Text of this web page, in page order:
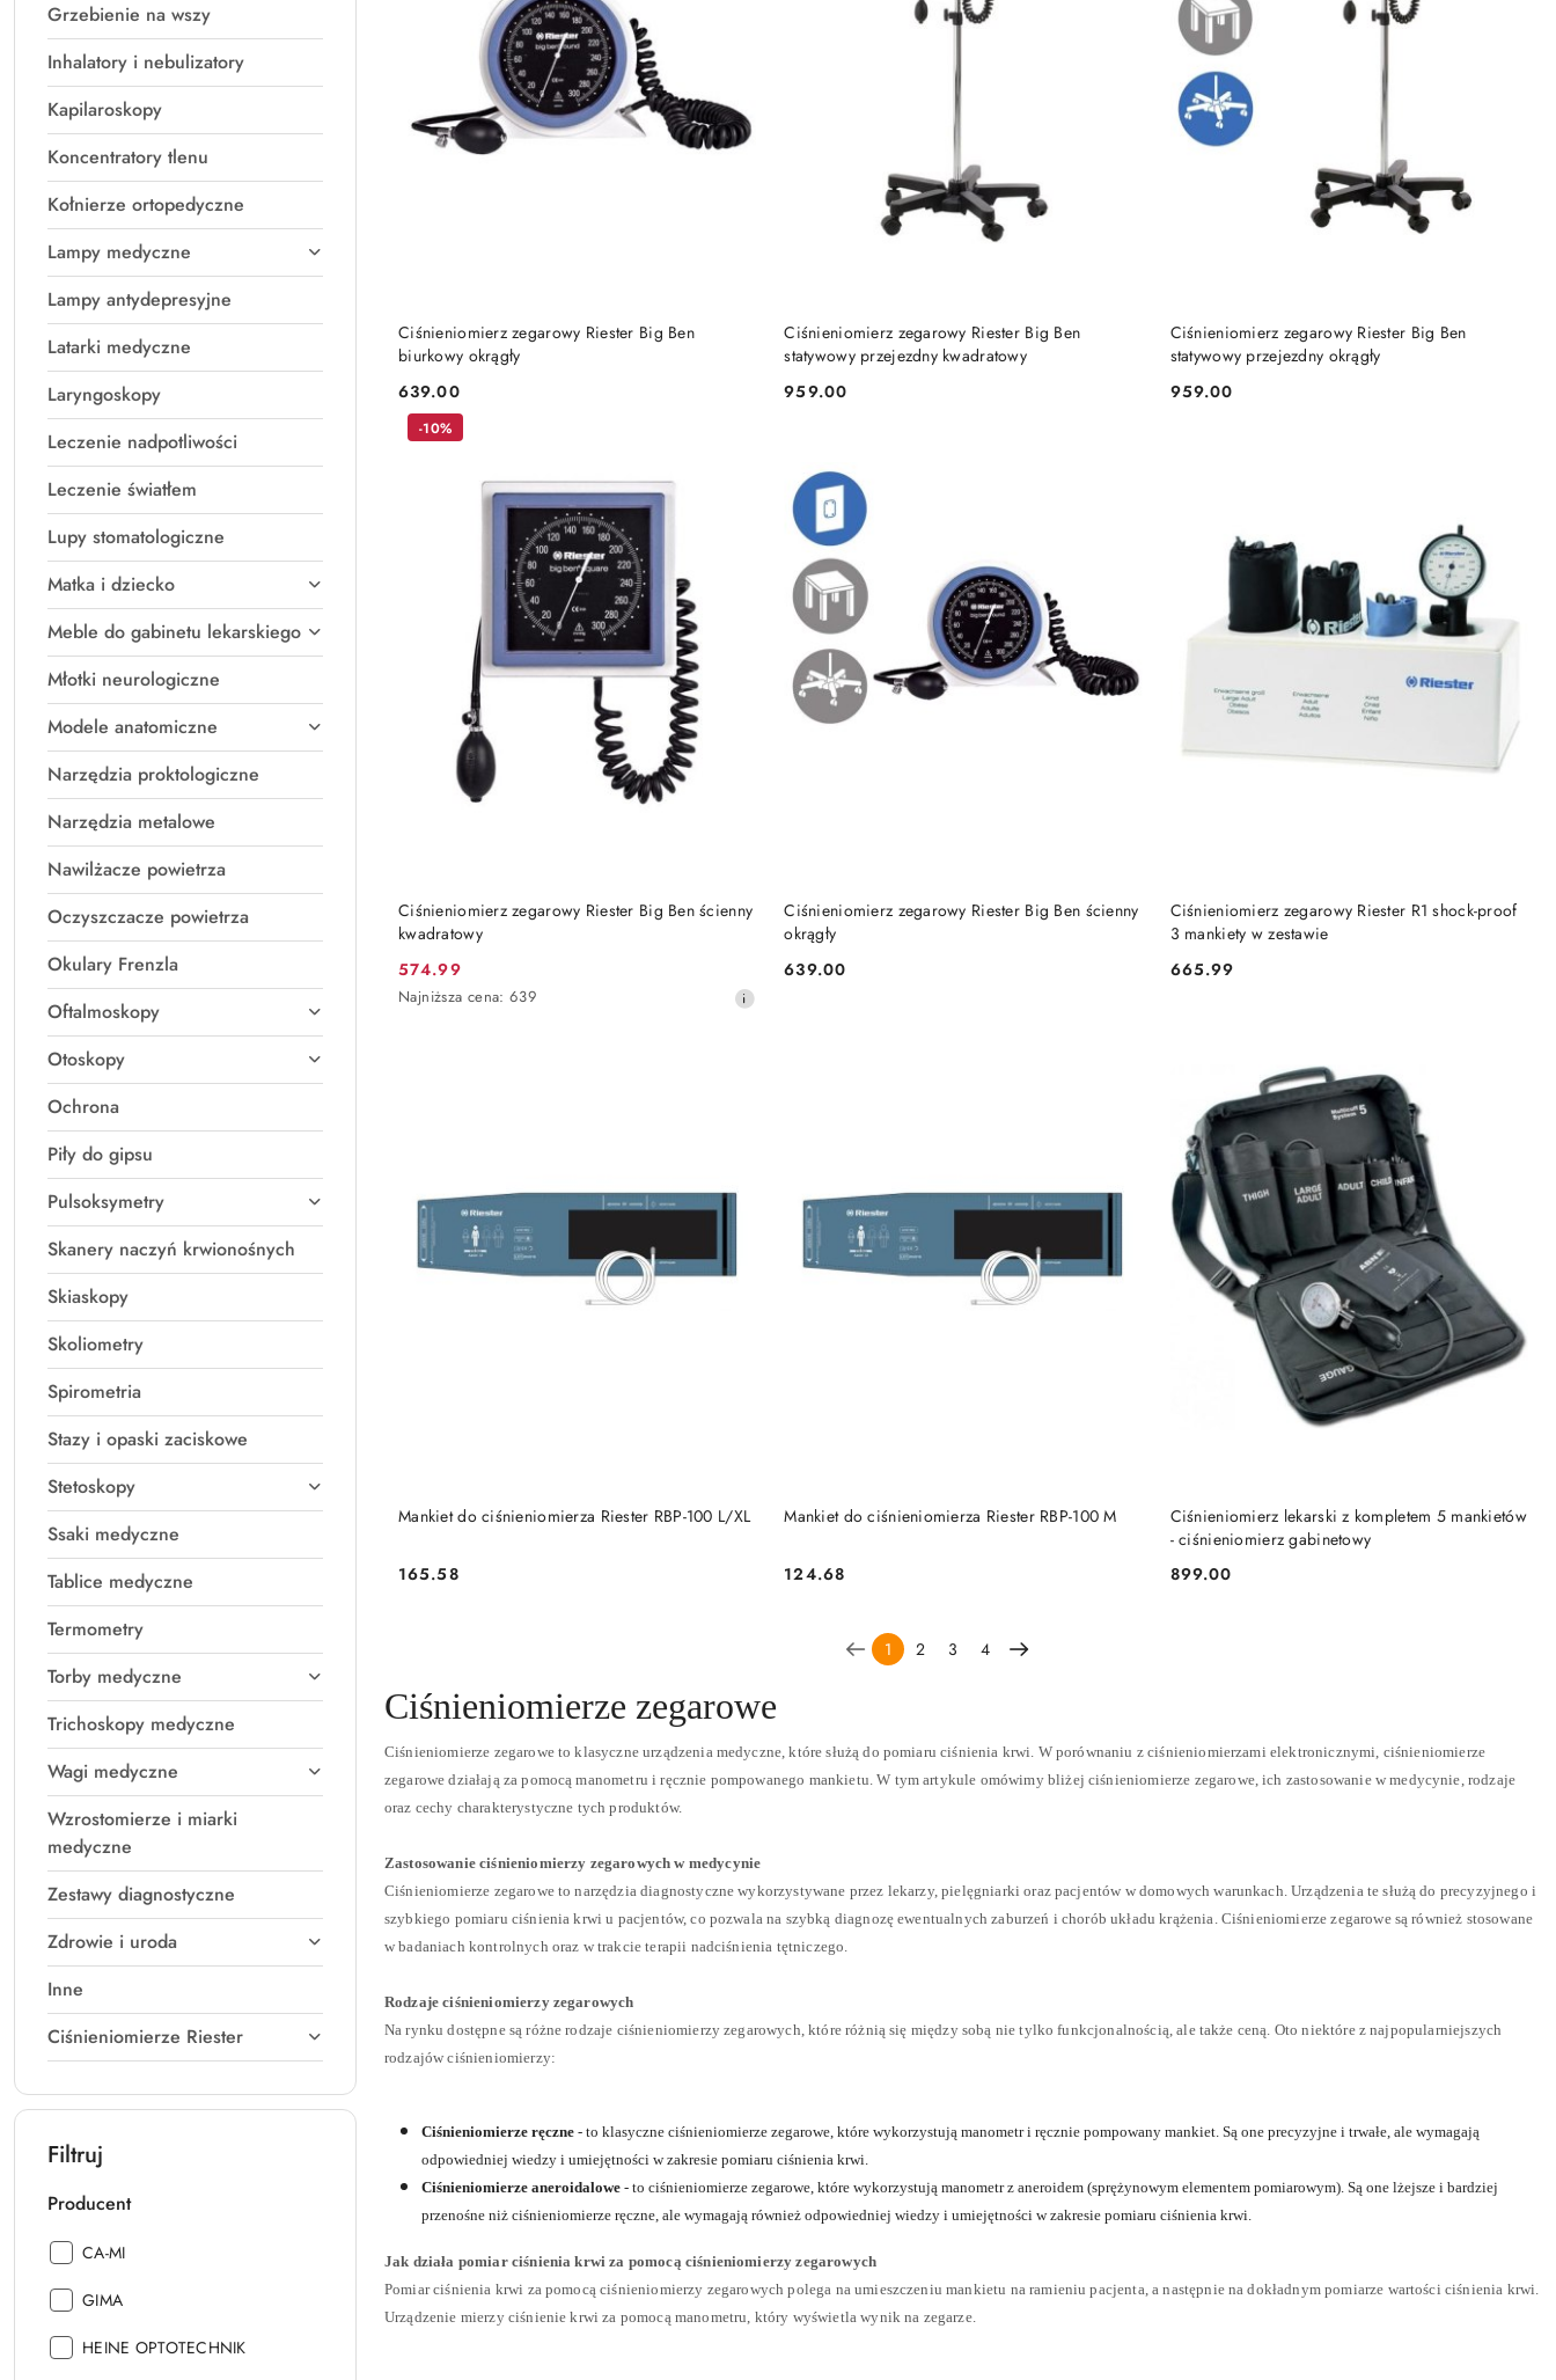
Grzebienie na wszy
Inhalatory i nebulizatory
Kapilaroskopy
Koncentratory tlenu
Kołnierze ortopedyczne
Lampy medyczne
Lampy antydepresyjne
Latarki medyczne
Laryngoskopy
Leczenie nadpotliwości
Leczenie światłem
Lupy stomatologiczne
Matka i dziecko
Meble do gabinetu lekarskiego
Młotki neurologiczne
Modele anatomiczne
Narzędzia proktologiczne
Narzędzia metalowe
Nawilżacze powietrza
Oczyszczacze powietrza
Okulary Frenzla
Oftalmoskopy
Otoskopy
Ochrona
Piły do gipsu
Pulsoksymetry
Skanery naczyń krwionośnych
Skiaskopy
Skoliometry
Spirometria
Stazy i opaski zaciskowe
Stetoskopy
Ssaki medyczne
Tablice medyczne
Termometry
Torby medyczne
Trichoskopy medyczne
Wagi medyczne
Wzrostomierze i miarki
medyczne
Zestawy diagnostyczne
Zdrowie i uroda
Inne
Ciśnieniomierze Riester
Filtruj
Producent
Producent:
CA-MI
Producent:
GIMA
Producent:
HEINE OPTOTECHNIK
Ciśnieniomierz zegarowy Riester Big Ben
biurkowy okrągły
Cena:
639.00
DO KOSZYKA
Ciśnieniomierz zegarowy Riester Big Ben
statywowy przejezdny kwadratowy
Cena:
959.00
DO KOSZYKA
Ciśnieniomierz zegarowy Riester Big Ben
statywowy przejezdny okrągły
Cena:
959.00
DO KOSZYKA
Ciśnieniomierz zegarowy Riester Big Ben ścienny
kwadratowy
Cena
promocyjna:
574.99
Najniższa
Najniższa cena: 639
-10%
DO KOSZYKA
Ciśnieniomierz zegarowy Riester Big Ben ścienny
okrągły
Cena:
639.00
DO KOSZYKA
Ciśnieniomierz zegarowy Riester R1 shock-proof
3 mankiety w zestawie
Cena:
665.99
DO KOSZYKA
Mankiet do ciśnieniomierza Riester RBP-100 L/XL
Cena:
165.58
DO KOSZYKA Mankiet do ciśnieniomierza Riester RBP-100 M
Cena:
124.68
DO KOSZYKA
Ciśnieniomierz lekarski z kompletem 5 mankietów
- ciśnieniomierz gabinetowy
Cena:
899.00
DO KOSZYKA
1 2 3 4
Ciśnieniomierze zegarowe
Ciśnieniomierze zegarowe to klasyczne urządzenia medyczne, które służą do pomiaru ciśnienia krwi. W porównaniu z ciśnieniomierzami elektronicznymi, ciśnieniomierze
zegarowe działają za pomocą manometru i ręcznie pompowanego mankietu. W tym artykule omówimy bliżej ciśnieniomierze zegarowe, ich zastosowanie w medycynie, rodzaje
oraz cechy charakterystyczne tych produktów.
Zastosowanie ciśnieniomierzy zegarowych w medycynie
Ciśnieniomierze zegarowe to narzędzia diagnostyczne wykorzystywane przez lekarzy, pielęgniarki oraz pacjentów w domowych warunkach. Urządzenia te służą do precyzyjnego i
szybkiego pomiaru ciśnienia krwi u pacjentów, co pozwala na szybką diagnozę ewentualnych zaburzeń i chorób układu krążenia. Ciśnieniomierze zegarowe są również stosowane
w badaniach kontrolnych oraz w trakcie terapii nadciśnienia tętniczego.
Rodzaje ciśnieniomierzy zegarowych
Na rynku dostępne są różne rodzaje ciśnieniomierzy zegarowych, które różnią się między sobą nie tylko funkcjonalnością, ale także ceną. Oto niektóre z najpopularniejszych
rodzajów ciśnieniomierzy:
Ciśnieniomierze ręczne - to klasyczne ciśnieniomierze zegarowe, które wykorzystują manometr i ręcznie pompowany mankiet. Są one precyzyjne i trwałe, ale wymagają
odpowiedniej wiedzy i umiejętności w zakresie pomiaru ciśnienia krwi.
Ciśnieniomierze aneroidalowe - to ciśnieniomierze zegarowe, które wykorzystują manometr z aneroidem (sprężynowym elementem pomiarowym). Są one lżejsze i bardziej
przenośne niż ciśnieniomierze ręczne, ale wymagają również odpowiedniej wiedzy i umiejętności w zakresie pomiaru ciśnienia krwi.
Jak działa pomiar ciśnienia krwi za pomocą ciśnieniomierzy zegarowych
Pomiar ciśnienia krwi za pomocą ciśnieniomierzy zegarowych polega na umieszczeniu mankietu na ramieniu pacjenta, a następnie na dokładnym pomiarze wartości ciśnienia krwi.
Urządzenie mierzy ciśnienie krwi za pomocą manometru, który wyświetla wynik na zegarze.